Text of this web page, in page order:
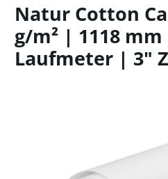
Natur Cotton
g/m² | 1118
Laufmeter | 3"